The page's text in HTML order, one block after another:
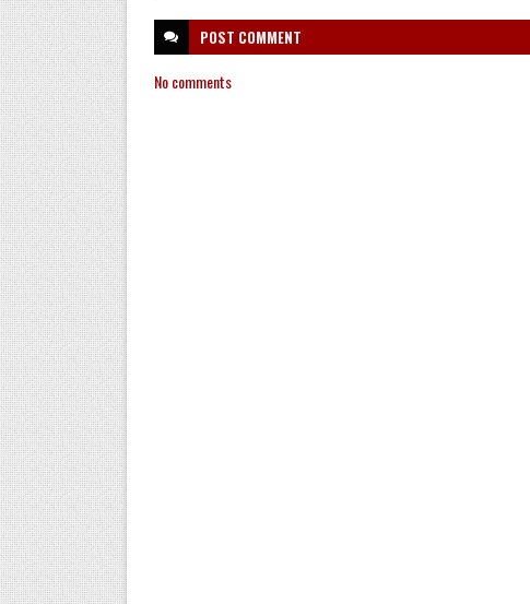
POST COMMENT
No comments